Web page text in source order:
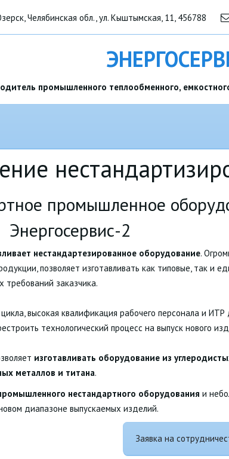
Челябинская обл. ул. Кыштымская, 11 456788
промышленного теплообменного,
промышленное
Энергосервис-2
нестандартезированное оборудование.
позволяет изготавливать как типовые, так и
требований заказчика.
высокая квалификация рабочего персонала и ИТР
технологический процесс на выпуск нового
изготавливать оборудование из
металлов и титана.
нестандартного оборудования и
диапазоне выпускаемых изделий.
Заявка на